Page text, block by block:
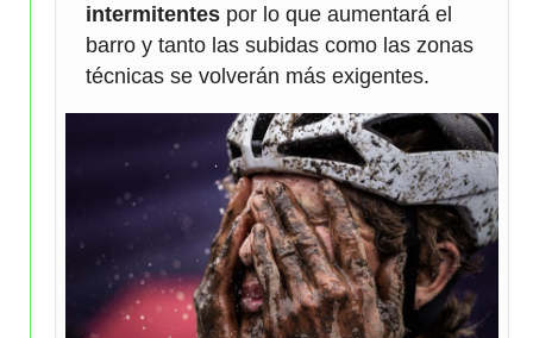
intermitentespor lo que aumentará el
barro y tanto las subidas como las zonas
técnicas se volverán más exigentes.